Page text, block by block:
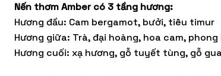
Nến thơm Amber có 3 tầng hương:
Hương đầu: Cam bergamot, bưởi, tiêu timur
Hương giữa: Trà, đại hoàng, hoa cam, phong
Hương cuối: xạ hương, gỗ tuyết tùng, gỗ